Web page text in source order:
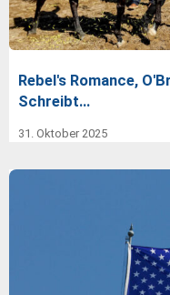
Rebel's Romance,
Schreibt…
31. Oktober 2025